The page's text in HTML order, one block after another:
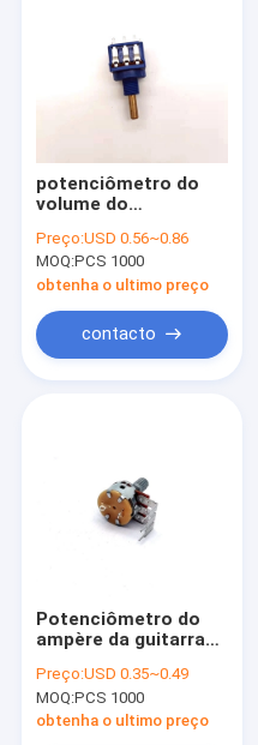
potenciômetro do
volume do
0.2W do carbono 10A
para a luz
Preço:USD 0.56~0.86
MOQ:PCS 1000
obtenha o ultimo preço
contacto
Potenciômetro do
ampère da guitarra
com interruptor de
tecla 0.2W
Preço:USD 0.35~0.49
MOQ:PCS 1000
obtenha o ultimo preço